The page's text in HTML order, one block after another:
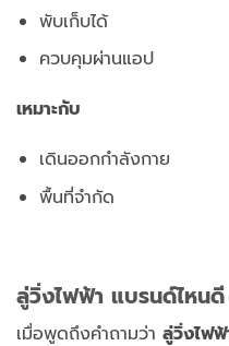
พับเก็บได้
ควบคุมผ่านแอป
เหมาะกับ
เดินออกกำลังกาย
พื้นที่จำกัด
ลู่วิ่งไฟฟ้า แบรนด์ไหน
เมื่อพูดถึงคำถามว่า ลู่วิ่งไฟ